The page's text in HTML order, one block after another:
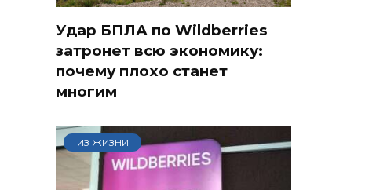
Удар БПЛА по Wildberries
затронет всю экономику:
почему плохо станет
многим
ИЗ ЖИЗНИ